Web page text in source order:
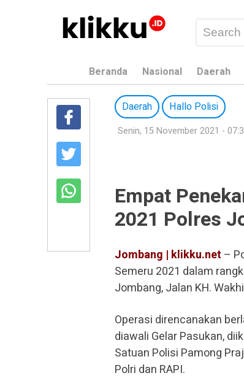
Beranda Nasional Daerah
Daerah Hallo Polisi
Senin, 15 November 2021 -
Empat
2021 Polres
Jombang | klikku.net –
Semeru 2021 dalam
Jombang, Jalan KH.
Operasi direncanakan
diawali Gelar Pasukan,
Satuan Polisi Pamong
Polri dan RAPI.